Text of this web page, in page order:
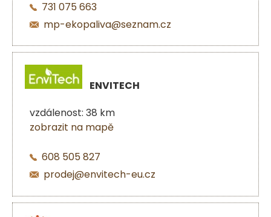
731 075 663
mp-ekopaliva@seznam.cz
ENVITECH
vzdálenost: 38 km
zobrazit na mapě
608 505 827
prodej@envitech-eu.cz